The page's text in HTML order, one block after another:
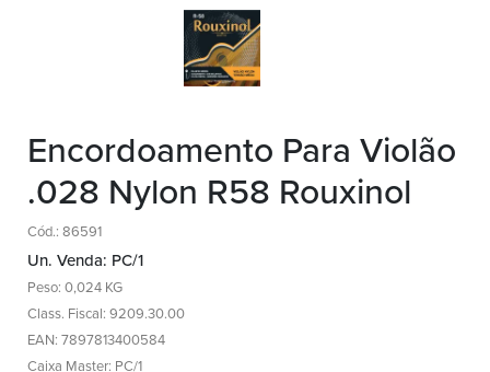
Encordoamento Para Violão
.028 Nylon R58 Rouxinol
Cód.: 86591
Un. Venda: PC/1
Peso: 0,024 KG
Class. Fiscal: 9209.30.00
EAN: 7897813400584
Caixa Master: PC/1